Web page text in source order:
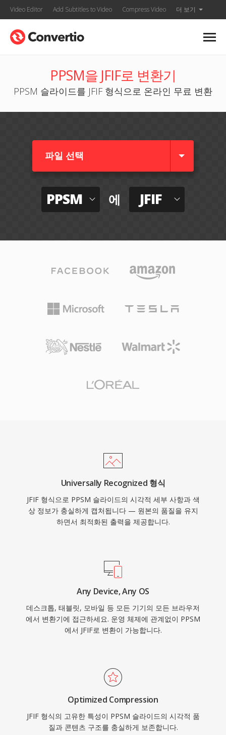
Video Editor Add Subtitles to Video Compress Video 더 보기
PPSM을 JFIF로 변환기
PPSM 슬라이드를 JFIF 형식으로 온라인 무료 변환
파일 선택
PPSM 에 JFIF
Universally Recognized 형식
JFIF 형식으로 PPSM 슬라이드의 시각적 세부 사항과 색
상 정보가 충실하게 캡처됩니다 — 원본의 품질을 유지
하면서 최적화된 출력을 제공합니다.
Any Device, Any OS
데스크톱, 태블릿, 모바일 등 모든 기기의 모든 브라우저
에서 변환기에 접근하세요. 운영 체제에 관계없이 PPSM
에서 JFIF로 변환이 가능합니다.
Optimized Compression
JFIF 형식의 고유한 특성이 PPSM 슬라이드의 시각적 품
질과 콘텐츠 구조를 충실하게 보존합니다.